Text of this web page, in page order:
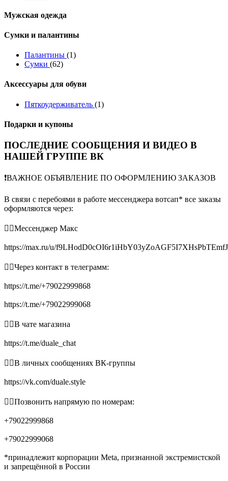
Мужская одежда
Сумки и палантины
Палантины (1)
Сумки (62)
Аксессуары для обуви
Пяткоудерживатель (1)
Подарки и купоны
ПОСЛЕДНИЕ СООБЩЕНИЯ И ВИДЕО В
НАШЕЙ ГРУППЕ ВК
❗️ВАЖНОЕ ОБЪЯВЛЕНИЕ ПО ОФОРМЛЕНИЮ ЗАКАЗОВ
В связи с перебоями в работе мессенджера вотсап* все заказы
оформляются через:
👉🏻Мессенджер Макс
https://max.ru/u/
👉🏻Через контакт в телеграмм:
https://t.me/+79022999868
https://t.me/+79022999068
👉🏻В чате магазина
https://t.me/duale_chat
👉🏻В личных сообщениях ВК-группы
https://vk.com/duale.style
👉🏻Позвонить напрямую по номерам:
+79022999868
+79022999068
*принадлежит корпорации Meta, признанной экстремистской
и запрещённой в России